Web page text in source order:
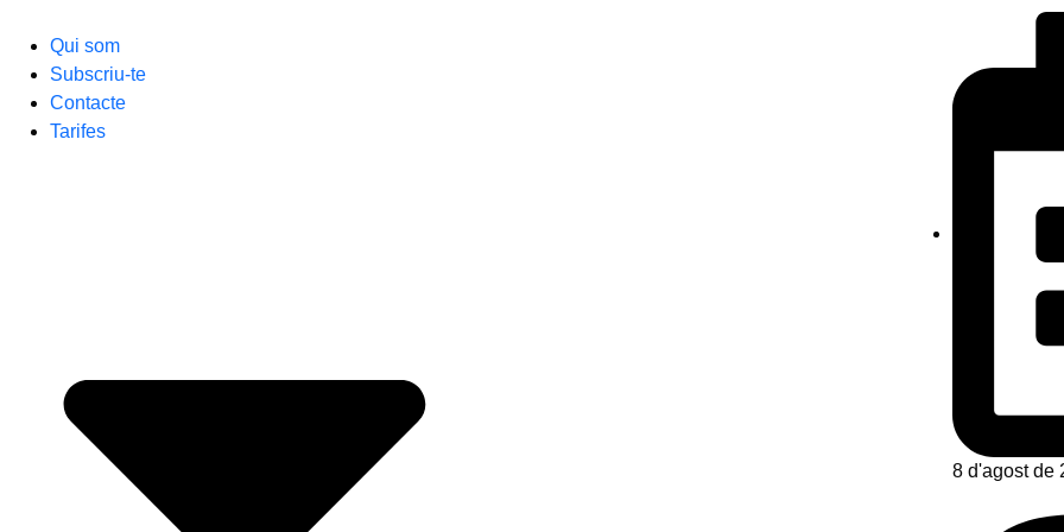
Qui som
Subscriu-te
Contacte
Tarifes
8 d'agost de